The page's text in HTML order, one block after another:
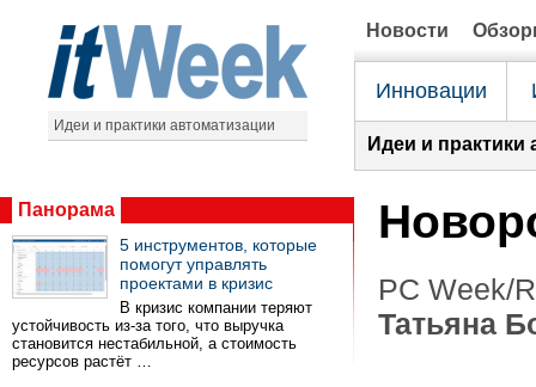
Идеи и практики автоматизации
Новости
Инновации
Идеи и практики
Панорама
5 инструментов, которые
помогут управлять
проектами в кризис
В кризис компании теряют
устойчивость из-за того, что выручка
становится нестабильной, а стоимость
ресурсов растёт …
PC Week/
Татьяна